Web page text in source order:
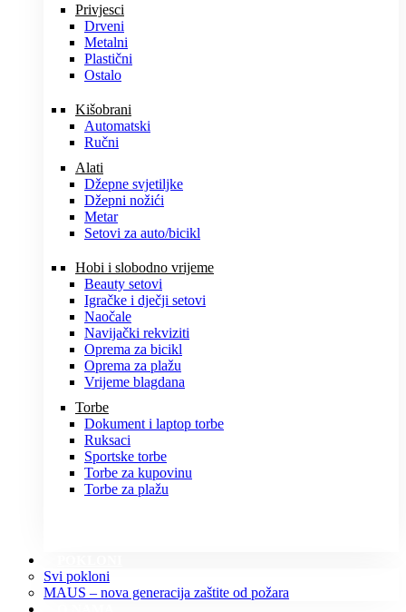
Privjesci
Drveni
Metalni
Plastični
Ostalo
Kišobrani
Automatski
Ručni
Alati
Džepne svjetiljke
Džepni nožići
Metar
Setovi za auto/bicikl
Hobi i slobodno vrijeme
Beauty setovi
Igračke i dječji setovi
Naočale
Navijački rekviziti
Oprema za bicikl
Oprema za plažu
Vrijeme blagdana
Torbe
Dokument i laptop torbe
Ruksaci
Sportske torbe
Torbe za kupovinu
Torbe za plažu
Svi pokloni
MAUS – nova generacija zaštite od požara